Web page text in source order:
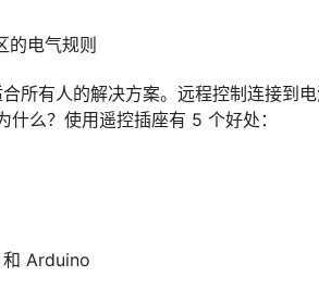
的电气规则
所有人的解决方案。远程控制连接到
什么？使用遥控插座有 5 个好处：
Arduino